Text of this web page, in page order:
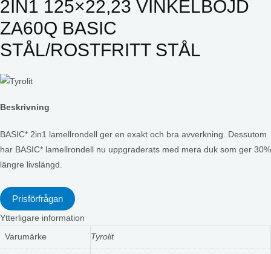
2IN1 125×22,23 VINKELBÖJD
ZA60Q BASIC
STÅL/ROSTFRITT STÅL
Beskrivning
BASIC* 2in1 lamellrondell ger en exakt och bra avverkning. Dessutom
har BASIC* lamellrondell nu uppgraderats med mera duk som ger 30%
längre livslängd.
Prisförfrågan
Ytterligare information
Varumärke Tyrolit